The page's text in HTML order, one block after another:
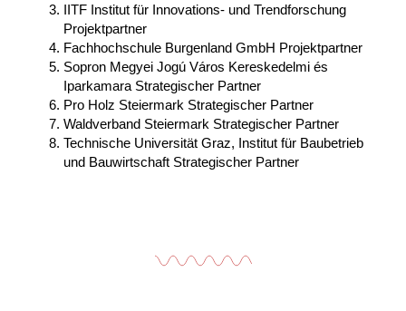
IITF Institut für Innovations- und Trendforschung
Projektpartner
Fachhochschule Burgenland GmbH Projektpartner
Sopron Megyei Jogú Város Kereskedelmi és
Iparkamara Strategischer Partner
Pro Holz Steiermark Strategischer Partner
Waldverband Steiermark Strategischer Partner
Technische Universität Graz, Institut für Baubetrieb
und Bauwirtschaft Strategischer Partner